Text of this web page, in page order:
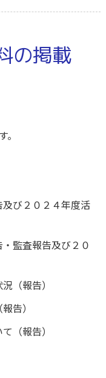
の掲載
び２０２４年度活
監査報告及び２０
（報告）
告）
（報告）